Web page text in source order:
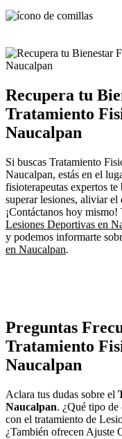
Recupera tu
Tratamiento
Naucalpan
Si buscas Tratamiento
Naucalpan, estás en el
fisioterapeutas expertos
superar lesiones, aliviar
¡Contáctanos hoy mismo!
Lesiones Deportivas en
y podemos informarte
en Naucalpan.
Preguntas
Tratamiento
Naucalpan
Aclara tus dudas sobre el
Naucalpan. ¿Qué tipo de
con el tratamiento de
¿También ofrecen Ajuste